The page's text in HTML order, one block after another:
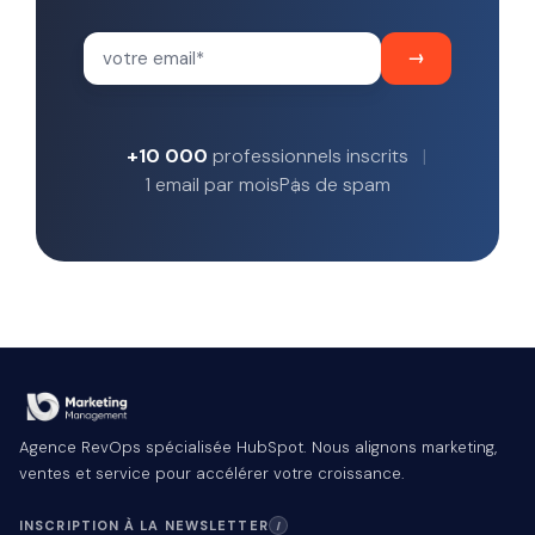
+10 000 professionnels inscrits
1 email par moisPas de spam
Agence RevOps spécialisée HubSpot. Nous alignons marketing,
ventes et service pour accélérer votre croissance.
INSCRIPTION À LA NEWSLETTER I